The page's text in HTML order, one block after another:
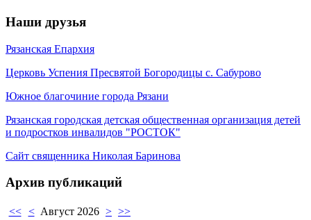
Наши друзья
Рязанская Епархия
Церковь Успения Пресвятой Богородицы с. Сабурово
Южное благочиние города Рязани
Рязанская городская детская общественная организация детей
и подростков инвалидов "РОСТОК"
Сайт священника Николая Баринова
Архив публикаций
<< < Август 2026 > >>